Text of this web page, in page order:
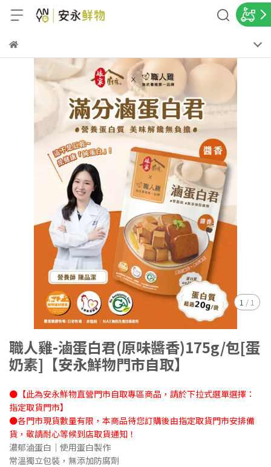
1 / 1
職人雞-滷蛋白君(原味醬香)175g/包[蛋
奶素]【安永鮮物門市自取】
●【此為安永鮮物直營門市自取專區商品，請於下拉式選單選擇：
指定取貨門市】
●各門市現貨數量有限，本商品待您訂購後由指定取貨門市安排備
貨，敬請耐心等候到店取貨通知！
濃郁滷蛋白｜使用蛋白製作
常溫獨立包裝，無添加防腐劑